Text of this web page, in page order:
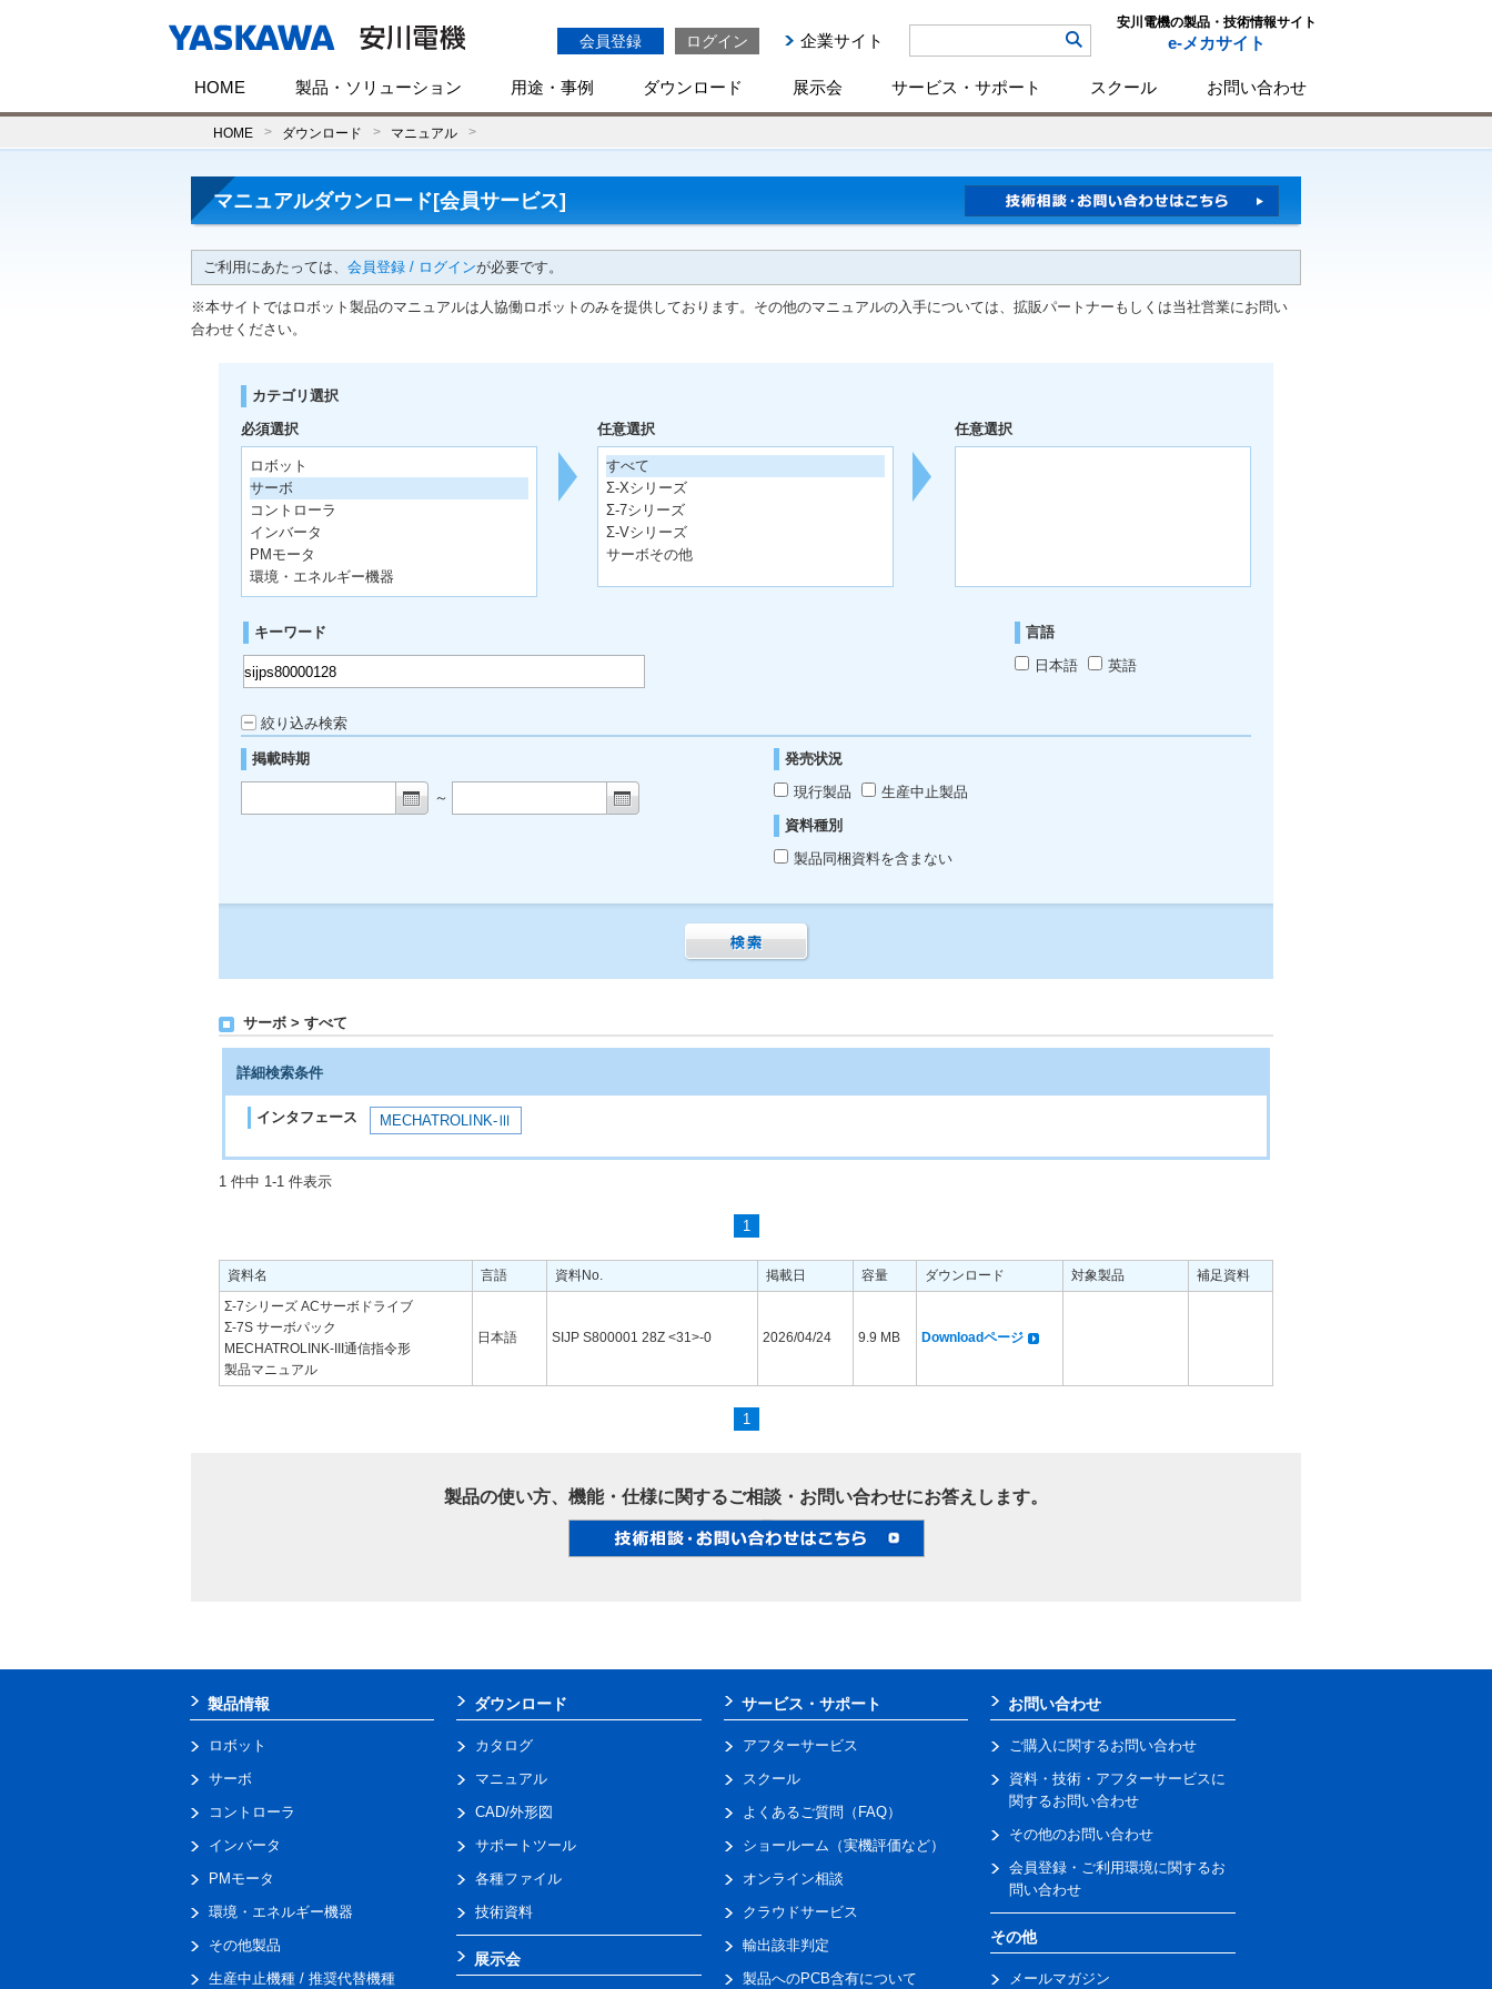
会員登録 ログイン 企業サイト
安川電機の製品・技術情報サイト
e-メカサイト
HOME 製品・ソリューション 用途・事例 ダウンロード 展示会 サービス・サポート スクール お問い合わせ
HOME ダウンロード マニュアル
マニュアルダウンロード[会員サービス]
ご利用にあたっては、 会員登録 / ログインが必要です。
※本サイトではロボット製品のマニュアルは人協働ロボットのみを提供しております。その他のマニュアルの入手については、拡販パートナーもしくは当社営業にお問い
合わせください。
カテゴリ選択
必須選択
ロボット
サーボ
コントローラ
インバータ
PMモータ
環境・エネルギー機器
任意選択
すべて
Σ-Xシリーズ
Σ-7シリーズ
Σ-Vシリーズ
サーボその他
任意選択
キーワード
言語
日本語
英語
絞り込み検索
掲載時期
～
発売状況
現行製品
生産中止製品
資料種別
製品同梱資料を含まない
サーボ > すべて
詳細検索条件
インタフェース MECHATROLINK-Ⅲ
1 件中 1-1 件表示
1
資料名 言語 資料No. 掲載日 容量 ダウンロード 対象製品
補足資料
Σ-7シリーズ ACサーボドライブ
Σ-7S サーボパック
MECHATROLINK-III通信指令形
製品マニュアル
日本語 SIJP S800001 28Z <31>-0 2026/04/24 9.9 MB Downloadページ
1
製品の使い方、機能・仕様に関するご相談・お問い合わせにお答えします。
製品情報
ロボット
サーボ
コントローラ
インバータ
PMモータ
環境・エネルギー機器
その他製品
生産中止機種 / 推奨代替機種
ダウンロード
カタログ
マニュアル
CAD/外形図
サポートツール
各種ファイル
技術資料
展示会
サービス・サポート
アフターサービス
スクール
よくあるご質問（FAQ）
ショールーム（実機評価など）
オンライン相談
クラウドサービス
輸出該非判定
製品へのPCB含有について
お問い合わせ
ご購入に関するお問い合わせ
資料・技術・アフターサービスに
関するお問い合わせ
その他のお問い合わせ
会員登録・ご利用環境に関するお
問い合わせ
その他
メールマガジン